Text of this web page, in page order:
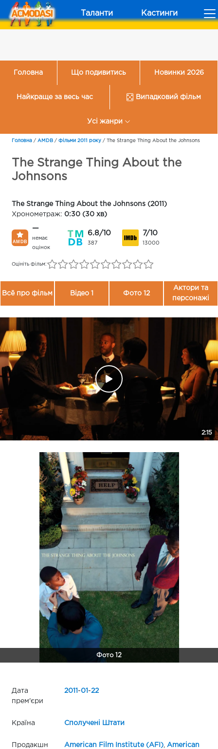
Таланти Кастинги
Головна Що подивитись Новинки 2026
Найкраще за весь час Випадковий фільм
Усі жанри
Головна / AMDB / Фільми 2011 року / The Strange Thing About the Johnsons
The Strange Thing About the
Johnsons
The Strange Thing About the Johnsons (2011)
Хронометраж: 0:30 (30 хв)
—
немає
оцінок
6.8/10
387
7/10
13000
Оцініть фільм:
Всё про фільм Відео 1 Фото 12
Актори та
персонажі
2:15
Фото 12
Дата
прем'єри
2011 -01 -22
Країна Сполучені Штати
Продакшн American Film Institute (AFI),
American